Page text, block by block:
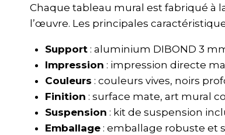
Chaque tableau mural est fabriqué à
l’œuvre. Les principales
Support: aluminium DIBOND 3
Impression : impression directe
Couleurs : couleurs vives, noirs
Finition : surface mate, art mural
Suspension : kit de suspension
Emballage: emballage robuste et